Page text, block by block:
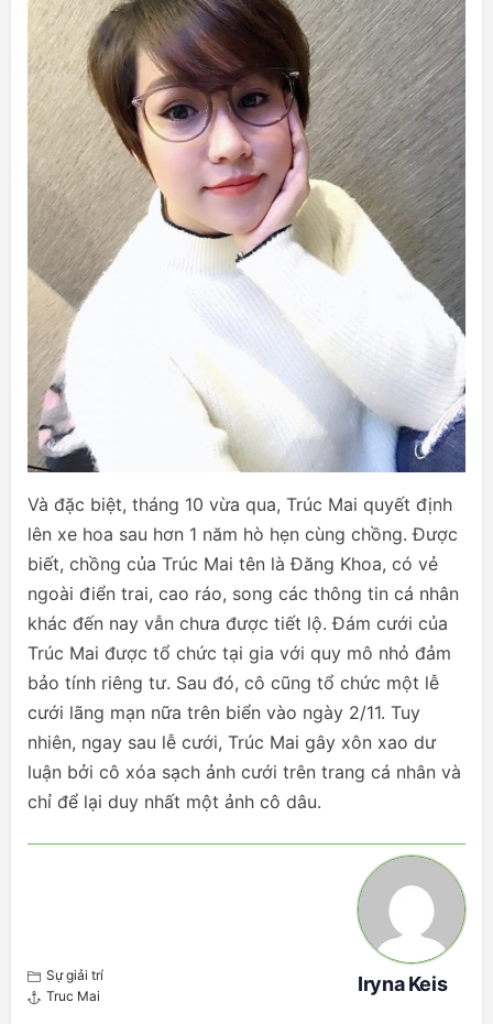
Và đặc biệt, tháng 10 vừa qua, Trúc Mai quyết định
lên xe hoa sau hơn 1 năm hò hẹn cùng chồng. Được
biết, chồng của Trúc Mai tên là Đăng Khoa, có vẻ
ngoài điển trai, cao ráo, song các thông tin cá nhân
khác đến nay vẫn chưa được tiết lộ. Đám cưới của
Trúc Mai được tổ chức tại gia với quy mô nhỏ đảm
bảo tính riêng tư. Sau đó, cô cũng tổ chức một lễ
cưới lãng mạn nữa trên biển vào ngày 2/11. Tuy
nhiên, ngay sau lễ cưới, Trúc Mai gây xôn xao dư
luận bởi cô xóa sạch ảnh cưới trên trang cá nhân và
chỉ để lại duy nhất một ảnh cô dâu.
Sự giải trí
Truc Mai
Iryna Keis